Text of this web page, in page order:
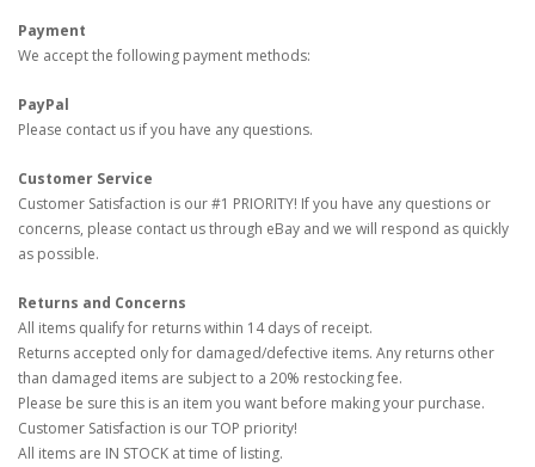
Payment
We accept the following payment methods:
PayPal
Please contact us if you have any questions.
Customer Service
Customer Satisfaction is our #1 PRIORITY! If you have any questions or
concerns, please contact us through eBay and we will respond as quickly
as possible.
Returns and Concerns
All items qualify for returns within 14 days of receipt.
Returns accepted only for damaged/defective items. Any returns other
than damaged items are subject to a 20% restocking fee.
Please be sure this is an item you want before making your purchase.
Customer Satisfaction is our TOP priority!
All items are IN STOCK at time of listing.